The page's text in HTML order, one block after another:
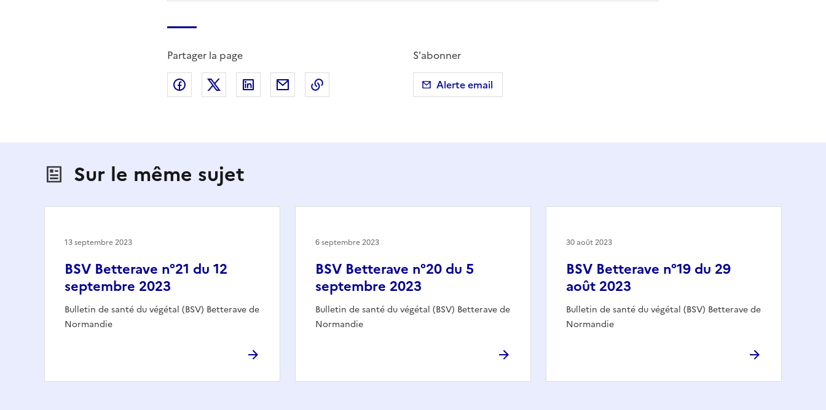
Partager la page
Partager sur Facebook
Partager sur X (anciennement Twitter)
Partager sur LinkedIn
Partager par emailCopier dans le presse-papier
S'abonner
Alerte email
Sur le même sujet
BSV Betterave n°21 du 12
septembre 2023
Bulletin de santé du végétal (BSV) Betterave de
Normandie
13 septembre 2023
BSV Betterave n°20 du 5
septembre 2023
Bulletin de santé du végétal (BSV) Betterave de
Normandie
6 septembre 2023
BSV Betterave n°19 du 29
août 2023
Bulletin de santé du végétal (BSV) Betterave de
Normandie
30 août 2023